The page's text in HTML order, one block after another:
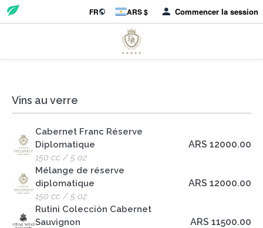
FR ARS $ Commencer la session
Vins au verre
Cabernet Franc Réserve
Diplomatique
150 cc / 5 oz
ARS 12000.00
Mélange de réserve
diplomatique
150 cc / 5 oz
ARS 12000.00
Rutini Colección Cabernet
Sauvignon
ARS 11500.00